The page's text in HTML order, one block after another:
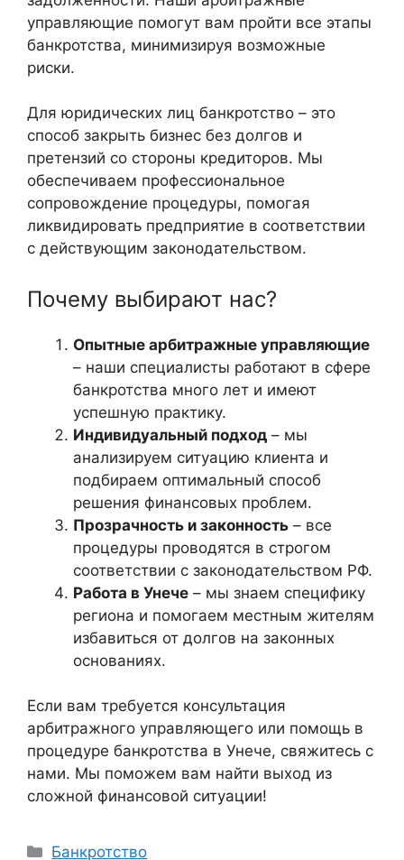
управляющие помогут вам пройти все этапы
банкротства, минимизируя возможные
риски.
Для юридических лиц банкротство – это
способ закрыть бизнес без долгов и
претензий со стороны кредиторов. Мы
обеспечиваем профессиональное
сопровождение процедуры, помогая
ликвидировать предприятие в соответствии
с действующим законодательством.
Почему выбирают нас?
Опытные арбитражные управляющие
– наши специалисты работают в сфере
банкротства много лет и имеют
успешную практику.
Индивидуальный подход – мы
анализируем ситуацию клиента и
подбираем оптимальный способ
решения финансовых проблем.
Прозрачность и законность – все
процедуры проводятся в строгом
соответствии с законодательством РФ.
Работа в Унече – мы знаем специфику
региона и помогаем местным жителям
избавиться от долгов на законных
основаниях.
Если вам требуется консультация
арбитражного управляющего или помощь в
процедуре банкротства в Унече, свяжитесь с
нами. Мы поможем вам найти выход из
сложной финансовой ситуации!
Рубрики
Банкротство